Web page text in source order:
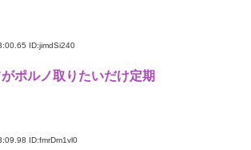
ID:jimdSi240
ポルノ取りたいだけ定期
ID:fmrDm1vl0